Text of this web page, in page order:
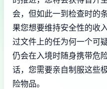
会，但如此一到检查时的
果您想要维持安全性的收
过文件上的任为何一个可
仍会在入境时随身携带危
话，您需要亲自制服这些
险物品。